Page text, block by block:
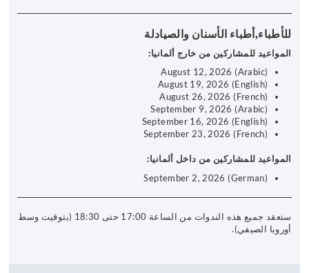
للأطباء,أطباء الأسنان والصيادلة
المواعيد للمشاركين من خارج ألمانيا:
August 12, 2026 (Arabic)
August 19, 2026 (English)
August 26, 2026 (French)
September 9, 2026 (Arabic)
September 16, 2026 (English)
September 23, 2026 (French)
المواعيد للمشاركين من داخل ألمانيا:
September 2, 2026 (German)
ستعقد جميع هذه الندوات من الساعة 17:00 حتى 18:30 (بتوقيت وسط
أوروبا الصيفي).